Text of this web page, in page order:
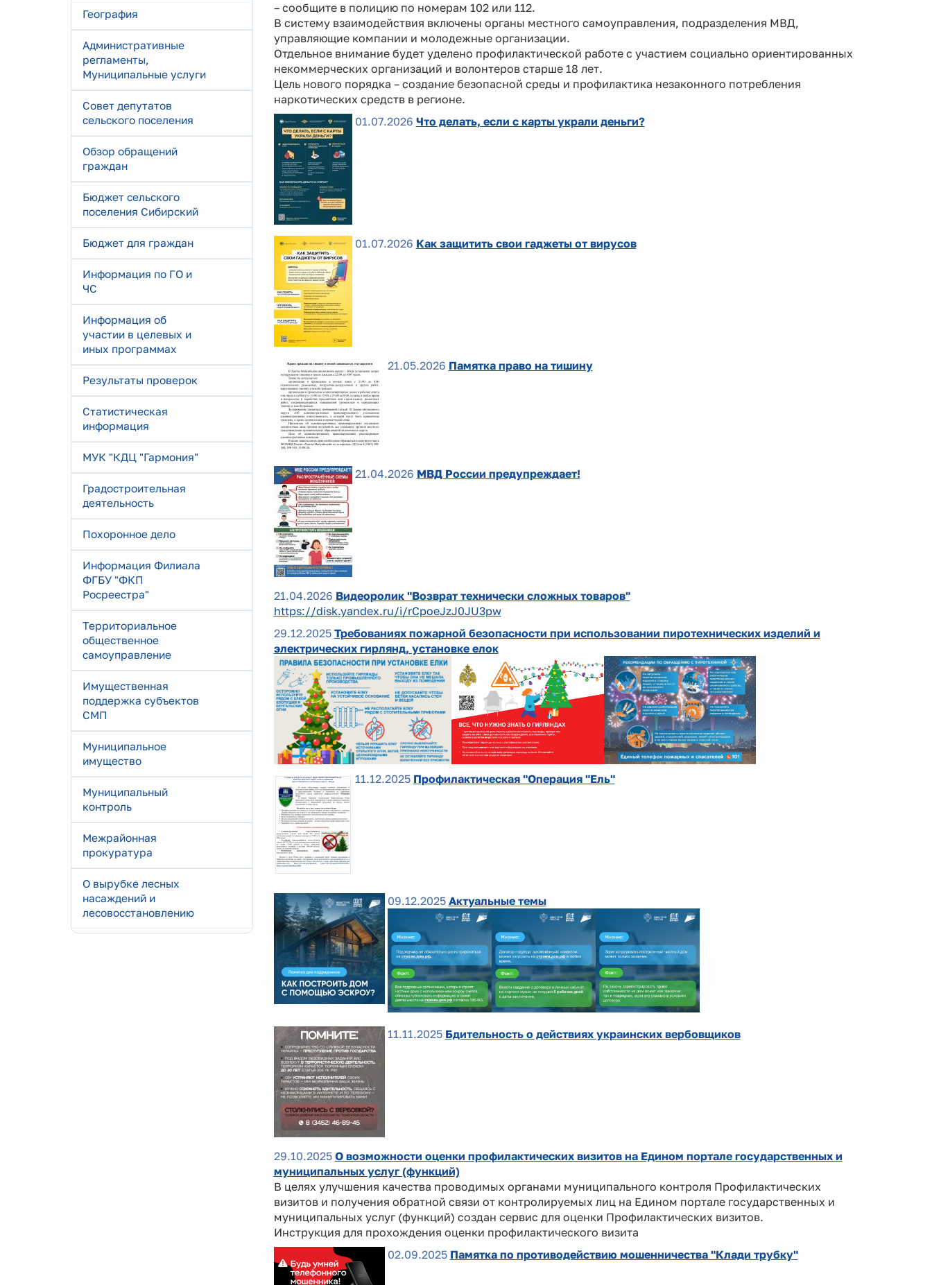
География
Административные
регламенты,
Муниципальные услуги
Совет депутатов
сельского поселения
Обзор обращений
граждан
Бюджет сельского
поселения Сибирский
Бюджет для граждан
Информация по ГО и
ЧС
Информация об
участии в целевых и
иных программах
Результаты проверок
Статистическая
информация
МУК "КДЦ "Гармония"
Градостроительная
деятельность
Похоронное дело
Информация Филиала
ФГБУ "ФКП
Росреестра"
Территориальное
общественное
самоуправление
Имущественная
поддержка субъектов
СМП
Муниципальное
имущество
Муниципальный
контроль
Межрайонная
прокуратура
О вырубке лесных
насаждений и
лесовосстановлению
– сообщите в полицию по номерам 102 или 112.
В систему взаимодействия включены органы местного самоуправления, подразделения МВД,
управляющие компании и молодежные организации.
Отдельное внимание будет уделено профилактической работе с участием социально ориентированных
некоммерческих организаций и волонтеров старше 18 лет.
Цель нового порядка – создание безопасной среды и профилактика незаконного потребления
наркотических средств в регионе.
01.07.2026 Что делать, если с карты украли деньги?
01.07.2026 Как защитить свои гаджеты от вирусов
21.05.2026 Памятка право на тишину
21.04.2026 МВД России предупреждает!
21.04.2026 Видеоролик "Возврат технически сложных товаров"
https://disk.yandex.ru/i/rCpoeJzJ0JU3pw
29.12.2025 Требованиях пожарной безопасности при использовании пиротехнических изделий и
электрических гирлянд, установке елок
11.12.2025 Профилактическая "Операция "Ель"
09.12.2025 Актуальные темы
11.11.2025 Бдительность о действиях украинских вербовщиков
29.10.2025 О возможности оценки профилактических визитов на Едином портале государственных и
муниципальных услуг (функций)
В целях улучшения качества проводимых органами муниципального контроля Профилактических
визитов и получения обратной связи от контролируемых лиц на Едином портале государственных и
муниципальных услуг (функций) создан сервис для оценки Профилактических визитов.
Инструкция для прохождения оценки профилактического визита
02.09.2025 Памятка по противодействию мошенничества "Клади трубку"